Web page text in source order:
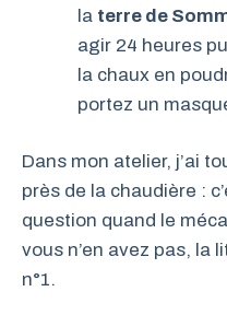
la terre de
agir 24 heures
la chaux en
portez un
Dans mon atelier, j’ai
près de la chaudière :
question quand le
vous n’en avez pas, la
n°1.